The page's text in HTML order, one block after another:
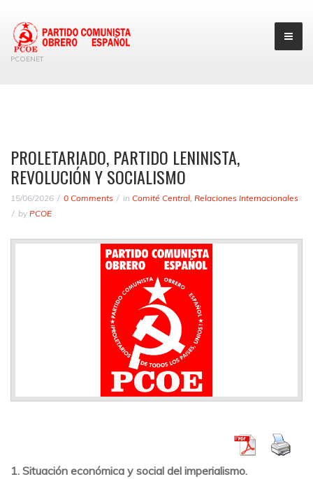
PCOENET
PROLETARIADO, PARTIDO LENINISTA,
REVOLUCIÓN Y SOCIALISMO
15/06/2026 0 Comments in Comité Central Relaciones Internacionales
by PCOE
1. Situación económica y social del imperialismo.